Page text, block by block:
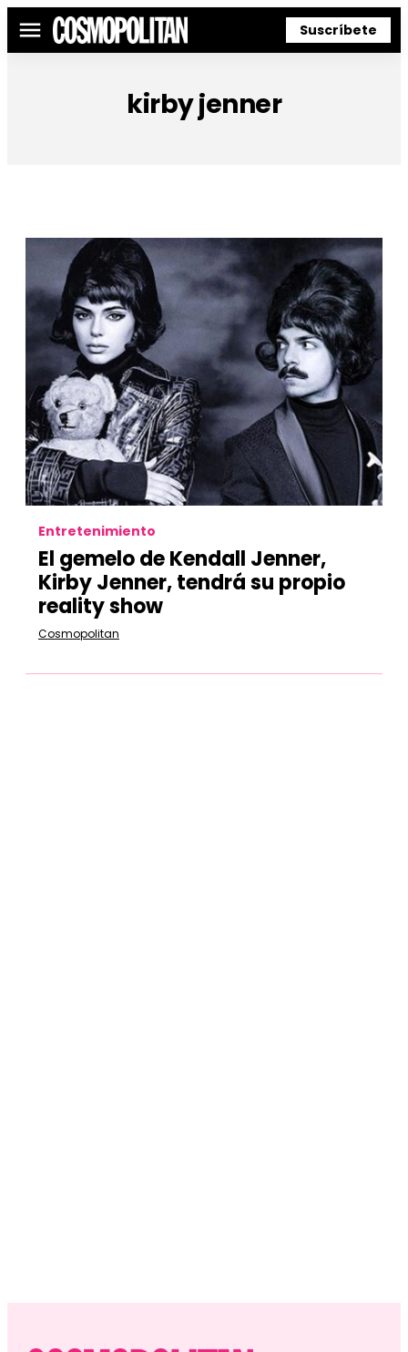
Menú Suscríbete
kirby jenner
Entretenimiento
El gemelo de Kendall Jenner,
Kirby Jenner, tendrá su propio
reality show
Cosmopolitan